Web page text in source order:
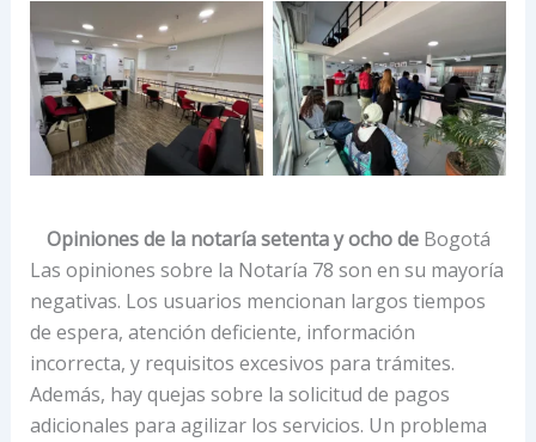
Opiniones de la notaría setenta y ocho deBogotá
Las opiniones sobre la Notaría 78 son en su mayoría
negativas. Los usuarios mencionan largos tiempos
de espera, atención deficiente, información
incorrecta, y requisitos excesivos para trámites.
Además, hay quejas sobre la solicitud de pagos
adicionales para agilizar los servicios. Un problema